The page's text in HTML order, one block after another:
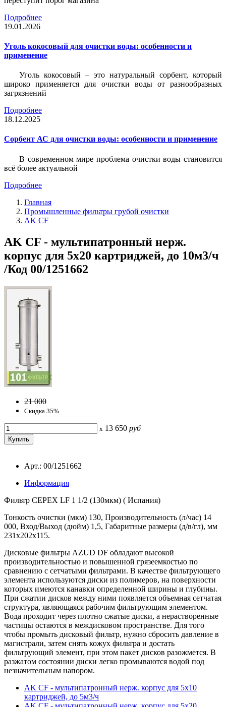
Подробнее
19.01.2026
Уголь кокосовый для очистки воды: особенности и
применение
Уголь кокосовый – это натуральный сорбент, который
широко применяется для очистки воды от разнообразных
загрязнений
Подробнее
18.12.2025
Сорбент АС для очистки воды: особенности и применение
В современном мире проблема очистки воды становится
всё более актуальной
Подробнее
Главная
Промышленные фильтры грубой очистки
AK CF
AK CF - мультипатронный нерж.
корпус для 5х20 картриджей, до 10м3/ч
/Код 00/1251662
21 000
Скидка 35%
x 13 650 руб
Арт.: 00/1251662
Информация
Фильтр CEPEX LF 1 1/2 (130мкм) ( Испания)
Тонкость очистки (мкм) 130, Производительность (л/час) 14
000, Вход/Выход (дюйм) 1,5, Габаритные размеры (д/в/гл), мм
231х202х115.
Дисковые фильтры AZUD DF обладают высокой
производительностью и повышенной грязеемкостью по
сравнению с сетчатыми фильтрами. В качестве фильтрующего
элемента используются диски из полимеров, на поверхности
которых имеются канавки определенной ширины и глубины.
При сжатии дисков между ними появляется объемная сетчатая
структура, являющаяся рабочим фильтрующим элементом.
Вода проходит через плотно сжатые диски, а нерастворенные
частицы остаются в междисковом пространстве. Для того
чтобы промыть дисковый фильтр, нужно сбросить давление в
магистрали, затем снять кожух фильтра и достать
фильтрующий элемент, при этом пакет дисков разожмется. В
разжатом состоянии диски легко промываются водой под
незначительным напором.
AK CF - мультипатронный нерж. корпус для 5х10
картриджей, до 5м3/ч